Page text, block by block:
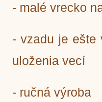
- malé vrecko
- vzadu je
uloženia vecí
- ručná výroba